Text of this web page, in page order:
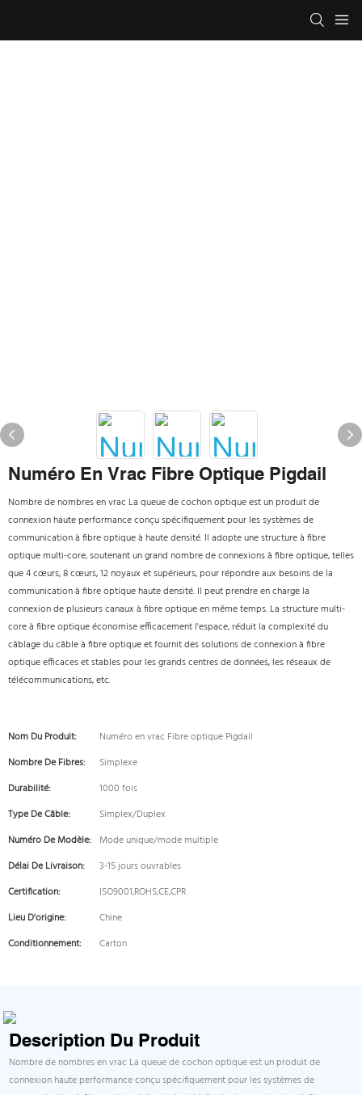
Numéro En Vrac Fibre Optique Pigdail
Nombre de nombres en vrac La queue de cochon optique est un produit de
connexion haute performance conçu spécifiquement pour les systèmes de
communication à fibre optique à haute densité. Il adopte une structure à fibre
optique multi-core, soutenant un grand nombre de connexions à fibre optique, telles
que 4 cœurs, 8 cœurs, 12 noyaux et supérieurs, pour répondre aux besoins de la
communication à fibre optique haute densité. Il peut prendre en charge la
connexion de plusieurs canaux à fibre optique en même temps. La structure multi-
core à fibre optique économise efficacement l'espace, réduit la complexité du
câblage du câble à fibre optique et fournit des solutions de connexion à fibre
optique efficaces et stables pour les grands centres de données, les réseaux de
télécommunications, etc.
Nom Du Produit:
Numéro en vrac Fibre optique Pigdail
Nombre De Fibres:
Simplexe
Durabilité:
1000 fois
Type De Câble:
Simplex/Duplex
Numéro De Modèle: Mode unique/mode multiple
Délai De Livraison:
3-15 jours ouvrables
Certification:
ISO9001,ROHS,CE,CPR
Lieu D'origine:
Chine
Conditionnement:
Carton
Description Du Produit
Nombre de nombres en vrac La queue de cochon optique est un produit de
connexion haute performance conçu spécifiquement pour les systèmes de